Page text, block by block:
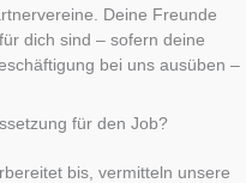
Deine Freunde
dich sind – sofern deine
bei uns ausüben –
für den Job?
bis, vermitteln unsere